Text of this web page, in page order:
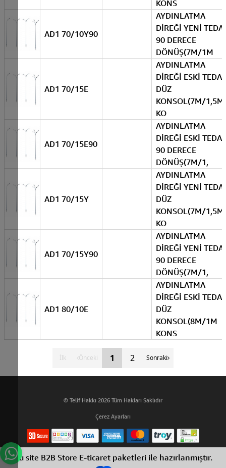
KONS
AD1 70/10Y90
AYDINLATMA
DİREĞİ YENİ
90 DERECE
DÖNÜŞ(7M/1M
AD1 70/15E
AYDINLATMA
DİREĞİ ESKİ TEDAŞ
DÜZ
KONSOL(7M/1,5M
KO
AD1 70/15E90
AYDINLATMA
DİREĞİ ESKİ TEDAŞ
90 DERECE
DÖNÜŞ(7M/1,
AD1 70/15Y
AYDINLATMA
DİREĞİ YENİ
DÜZ
KONSOL(7M/1,5M
KO
AD1 70/15Y90
AYDINLATMA
DİREĞİ YENİ
90 DERECE
DÖNÜŞ(7M/1,
AD1 80/10E
AYDINLATMA
DİREĞİ ESKİ TEDAŞ
DÜZ
KONSOL(8M/1M
KONS
İlk Önceki 1 2 Sonraki
© Telif Hakkı 2026 Tüm Hakları Saklıdır
Çerez Ayarları
Bu site B2B Store E-ticaret paketleri ile hazırlanmıştır.